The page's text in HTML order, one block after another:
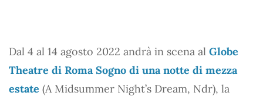
Dal 4 al 14 agosto 2022 andrà in scena al Globe
Theatre di Roma Sogno di una notte di mezza
estate (A Midsummer Night’s Dream, Ndr), la